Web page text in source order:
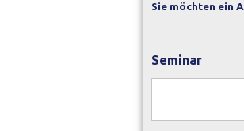
Sie möchten ein
Seminar